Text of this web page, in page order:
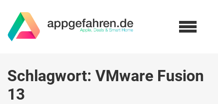
Schlagwort: VMware Fusion
13